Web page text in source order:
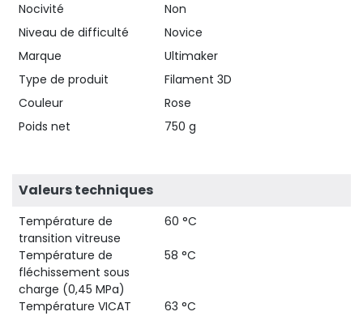
Nocivité
Non
Niveau de difficulté
Novice
Marque
Ultimaker
Type de produit
Filament 3D
Couleur
Rose
Poids net
750 g
Valeurs techniques
Température de
transition vitreuse
60 °C
Température de
fléchissement sous
charge (0,45 MPa)
58 °C
Température VICAT
63 °C